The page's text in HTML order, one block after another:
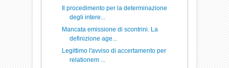
Il procedimento per la determinazione
degli intere...
Mancata emissione di scontrini. La
definizione age...
Legittimo l'avviso di accertamento per
relationem ...